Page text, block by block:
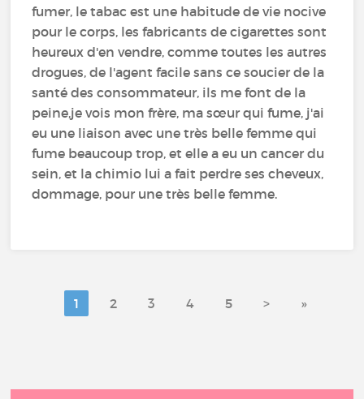
fumer, le tabac est une habitude de vie nocive
pour le corps, les fabricants de cigarettes sont
heureux d'en vendre, comme toutes les autres
drogues, de l'agent facile sans ce soucier de la
santé des consommateur, ils me font de la
peine,je vois mon frère, ma sœur qui fume, j'ai
eu une liaison avec une très belle femme qui
fume beaucoup trop, et elle a eu un cancer du
sein, et la chimio lui a fait perdre ses cheveux,
dommage, pour une très belle femme.
1 2 3 4 5 > »